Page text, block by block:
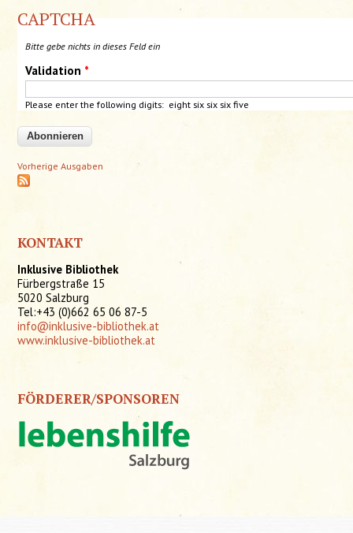
CAPTCHA
Bitte gebe nichts in dieses Feld ein
Validation *
Please enter the following digits: eight six six six five
Vorherige Ausgaben
KONTAKT
Inklusive Bibliothek
Fürbergstraße 15
5020 Salzburg
Tel:+43 (0)662 65 06 87-5
info@inklusive-bibliothek.at
www.inklusive-bibliothek.at
FÖRDERER/SPONSOREN